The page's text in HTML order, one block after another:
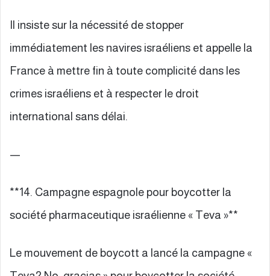
Il insiste sur la nécessité de stopper
immédiatement les navires israéliens et appelle la
France à mettre fin à toute complicité dans les
crimes israéliens et à respecter le droit
international sans délai.
—
**14. Campagne espagnole pour boycotter la
société pharmaceutique israélienne « Teva »**
Le mouvement de boycott a lancé la campagne «